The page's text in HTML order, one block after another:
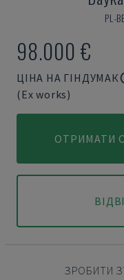
PL-
98.000 €
ЦІНА НА ГІНДУМАК
(Ex works)
ОТРИМАТИ
ЗРОБИТИ